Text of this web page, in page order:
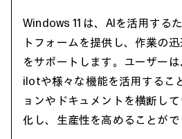
Windows 11 は、AIを活用する
トフォームを提供し、作業の
をサポートします。ユーザー
ilotや様々な機能を活用するこ
ョンやドキュメントを横断し
化し、生産性を高めることがで